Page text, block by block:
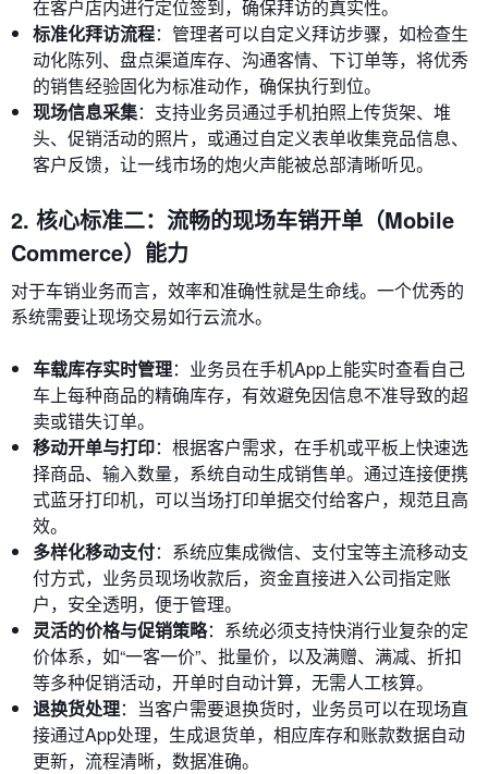
在客户店内进行定位签到，确保拜访的真实性。
标准化拜访流程：管理者可以自定义拜访步骤，如检查生
动化陈列、盘点渠道库存、沟通客情、下订单等，将优秀
的销售经验固化为标准动作，确保执行到位。
现场信息采集：支持业务员通过手机拍照上传货架、堆
头、促销活动的照片，或通过自定义表单收集竞品信息、
客户反馈，让一线市场的炮火声能被总部清晰听见。
2. 核心标准二：流畅的现场车销开单（Mobile
Commerce）能力
对于车销业务而言，效率和准确性就是生命线。一个优秀的
系统需要让现场交易如行云流水。
车载库存实时管理：业务员在手机App上能实时查看自己
车上每种商品的精确库存，有效避免因信息不准导致的超
卖或错失订单。
移动开单与打印：根据客户需求，在手机或平板上快速选
择商品、输入数量，系统自动生成销售单。通过连接便携
式蓝牙打印机，可以当场打印单据交付给客户，规范且高
效。
多样化移动支付：系统应集成微信、支付宝等主流移动支
付方式，业务员现场收款后，资金直接进入公司指定账
户，安全透明，便于管理。
灵活的价格与促销策略：系统必须支持快消行业复杂的定
价体系，如“一客一价”、批量价，以及满赠、满减、折扣
等多种促销活动，开单时自动计算，无需人工核算。
退换货处理：当客户需要退换货时，业务员可以在现场直
接通过App处理，生成退货单，相应库存和账款数据自动
更新，流程清晰，数据准确。